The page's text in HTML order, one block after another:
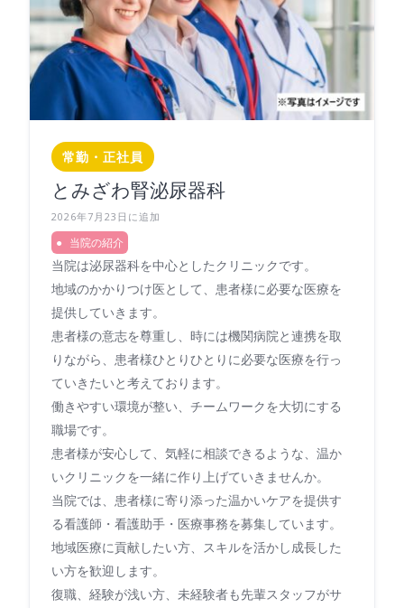
常勤・正社員
とみざわ腎泌尿器科
2026年7月23日に追加
当院の紹介
当院は泌尿器科を中心としたクリニックです。
地域のかかりつけ医として、患者様に必要な医療を
提供していきます。
患者様の意志を尊重し、時には機関病院と連携を取
りながら、患者様ひとりひとりに必要な医療を行っ
ていきたいと考えております。
働きやすい環境が整い、チームワークを大切にする
職場です。
患者様が安心して、気軽に相談できるような、温か
いクリニックを一緒に作り上げていきませんか。
当院では、患者様に寄り添った温かいケアを提供す
る看護師・看護助手・医療事務を募集しています。
地域医療に貢献したい方、スキルを活かし成長した
い方を歓迎します。
復職、経験が浅い方、未経験者も先輩スタッフがサ